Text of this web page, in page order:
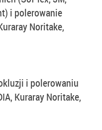
i polerowanie
Noritake,
i polerowaniu
Kuraray Noritake,